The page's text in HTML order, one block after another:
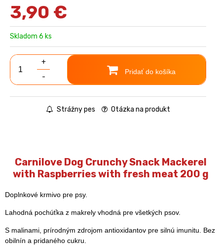
3,90 €
Skladom 6 ks
+
-
Pridať do košíka
Strážny pes Otázka na produkt
Carnilove Dog Crunchy Snack Mackerel
with Raspberries with fresh meat 200 g
Doplnkové krmivo pre psy.
Lahodná pochúťka z makrely vhodná pre všetkých psov.
S malinami, prírodným zdrojom antioxidantov pre silnú imunitu. Bez
obilnín a pridaného cukru.